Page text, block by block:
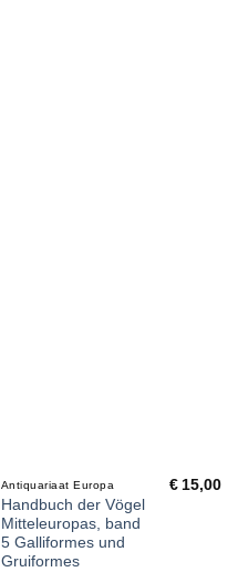
Antiquariaat Europa
Handbuch der Vögel
Mitteleuropas, band
5 Galliformes und
Gruiformes
€ 15,00